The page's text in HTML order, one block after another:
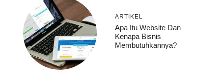
ARTIKEL
Apa Itu Website Dan
Kenapa Bisnis
Membutuhkannya?